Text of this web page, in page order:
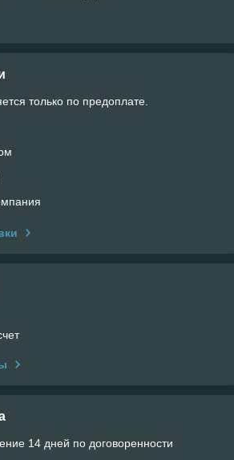
только по предоплате.
14 дней по договоренности